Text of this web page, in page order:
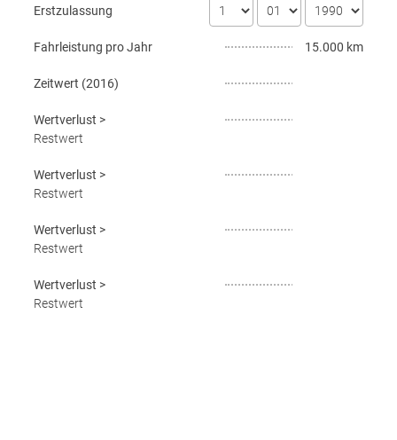
Erstzulassung
Fahrleistung pro Jahr 15.000 km
Zeitwert (2016)
Wertverlust >
Restwert
Wertverlust >
Restwert
Wertverlust >
Restwert
Wertverlust >
Restwert